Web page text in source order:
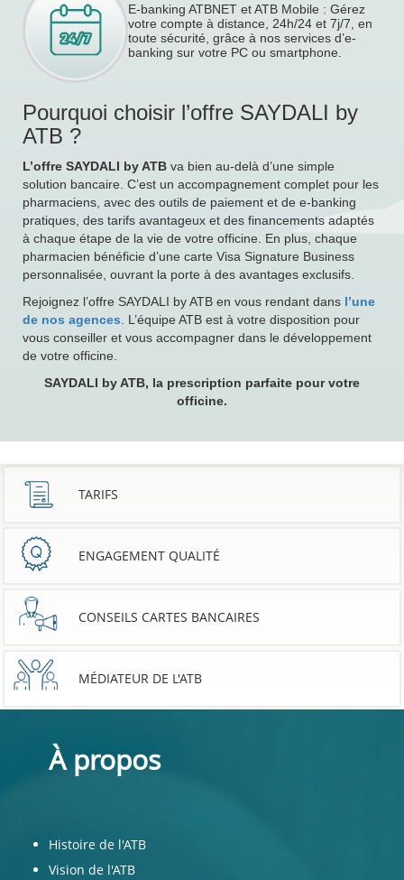
E-banking ATBNET et ATB Mobile : Gérez
votre compte à distance, 24h/24 et 7j/7, en
toute sécurité, grâce à nos services d’e-
banking sur votre PC ou smartphone.
Pourquoi choisir l’offre SAYDALI by
ATB ?
L’offre SAYDALI by ATB va bien au-delà d’une simple
solution bancaire. C’est un accompagnement complet pour les
pharmaciens, avec des outils de paiement et de e-banking
pratiques, des tarifs avantageux et des financements adaptés
à chaque étape de la vie de votre officine. En plus, chaque
pharmacien bénéficie d’une carte Visa Signature Business
personnalisée, ouvrant la porte à des avantages exclusifs.
Rejoignez l’offre SAYDALI by ATB en vous rendant dans l’une
de nos agences. L’équipe ATB est à votre disposition pour
vous conseiller et vous accompagner dans le développement
de votre officine.
SAYDALI by ATB, la prescription parfaite pour votre
officine.
TARIFS
ENGAGEMENT QUALITÉ
CONSEILS CARTES BANCAIRES
MÉDIATEUR DE L'ATB
À propos
Histoire de l'ATB
Vision de l'ATB